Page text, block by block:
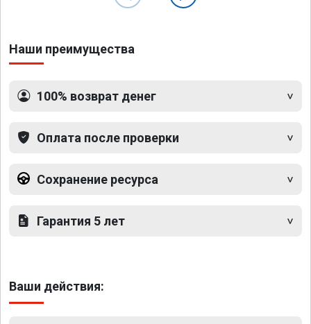
Наши преимущества
100% возврат денег
Оплата после проверки
Сохранение ресурса
Гарантия 5 лет
Ваши действия: